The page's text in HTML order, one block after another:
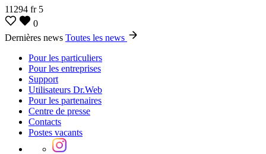
11294 fr 5
0
Dernières news Toutes les news
Pour les particuliers
Pour les entreprises
Support
Utilisateurs Dr.Web
Pour les partenaires
Centre de presse
Contacts
Postes vacants